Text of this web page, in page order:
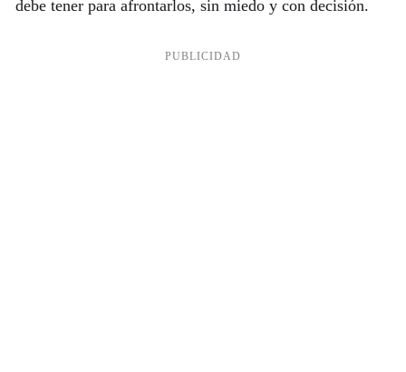
debe tener para afrontarlos, sin miedo y con decisión.